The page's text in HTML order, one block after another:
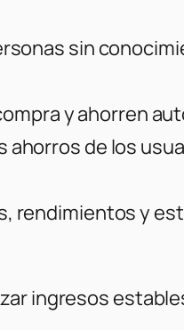
sin
y ahorren
de los
rendimientos y
ingresos